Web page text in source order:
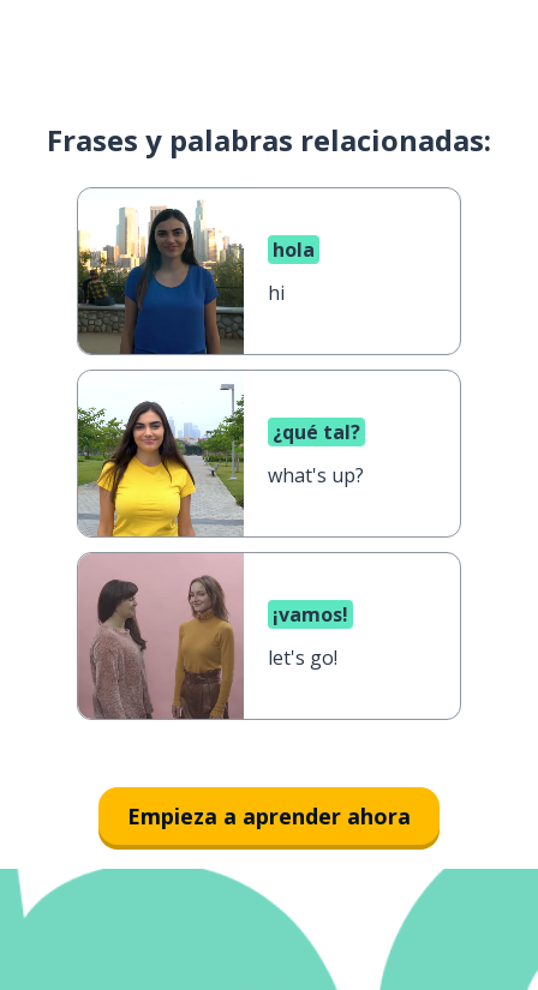
Frases y palabras relacionadas:
hola
hi
¿qué tal?
what's up?
¡vamos!
let's go!
Empieza a aprender ahora